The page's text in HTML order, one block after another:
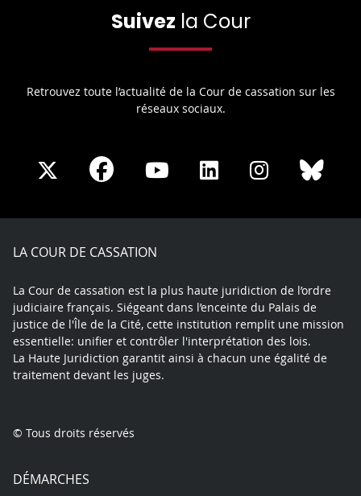
Suivez la Cour
Retrouvez toute l’actualité de la Cour de cassation sur les
réseaux sociaux.
Share
X
Share
Facebook
Share
Youtube
Share
LinkedIn
Share
Instagram
LA COUR DE CASSATION
La Cour de cassation est la plus haute juridiction de l’ordre
judiciaire français. Siégeant dans l’enceinte du Palais de
justice de l'Île de la Cité, cette institution remplit une mission
essentielle: unifier et contrôler l'interprétation des lois.
La Haute Juridiction garantit ainsi à chacun une égalité de
traitement devant les juges.
© Tous droits réservés
DÉMARCHES